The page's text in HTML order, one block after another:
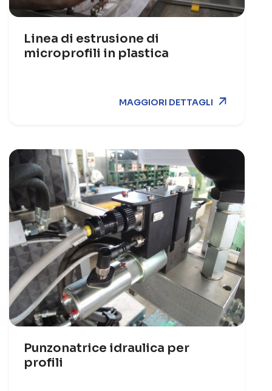
Linea di estrusione di
microprofili in plastica
MAGGIORI DETTAGLI
Punzonatrice idraulica per
profili